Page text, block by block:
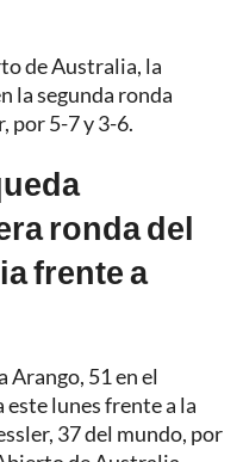
de Australia, la
la segunda ronda
por 5-7 y 3-6.
ronda del
frente a
51 en el
lunes frente a la
37 del mundo, por